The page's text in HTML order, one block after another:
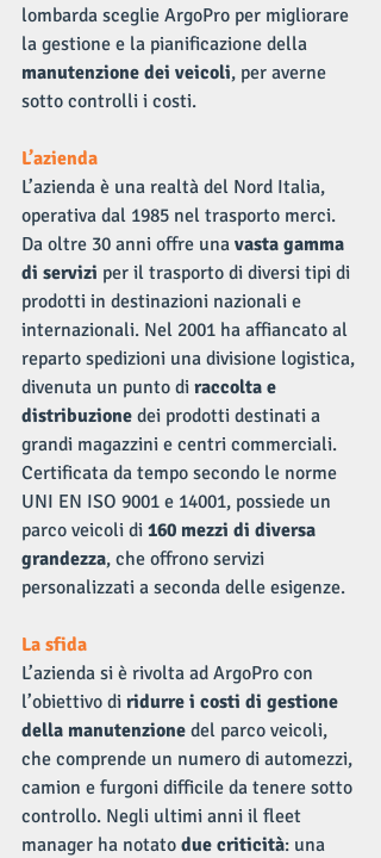
lombarda sceglie ArgoPro per migliorare
la gestione e la pianificazione della
manutenzione dei veicoli, per averne
sotto controlli i costi.
L’azienda
L’azienda è una realtà del Nord Italia,
operativa dal 1985 nel trasporto merci.
Da oltre 30 anni offre una vasta gamma
di servizi per il trasporto di diversi tipi di
prodotti in destinazioni nazionali e
internazionali. Nel 2001 ha affiancato al
reparto spedizioni una divisione logistica,
divenuta un punto di raccolta e
distribuzione dei prodotti destinati a
grandi magazzini e centri commerciali.
Certificata da tempo secondo le norme
UNI EN ISO 9001 e 14001, possiede un
parco veicoli di 160 mezzi di diversa
grandezza, che offrono servizi
personalizzati a seconda delle esigenze.
La sfida
L’azienda si è rivolta ad ArgoPro con
l’obiettivo di ridurre i costi di gestione
della manutenzione del parco veicoli,
che comprende un numero di automezzi,
camion e furgoni difficile da tenere sotto
controllo. Negli ultimi anni il fleet
manager ha notato due criticità: una